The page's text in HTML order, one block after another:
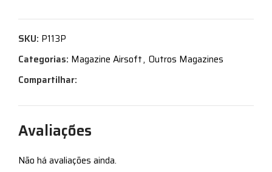
SKU: P113P
Categorias: Magazine Airsoft, Outros Magazines
Compartilhar:
Avaliações
Não há avaliações ainda.